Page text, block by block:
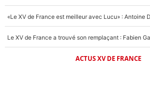
ACTUS XV DE FRANCE